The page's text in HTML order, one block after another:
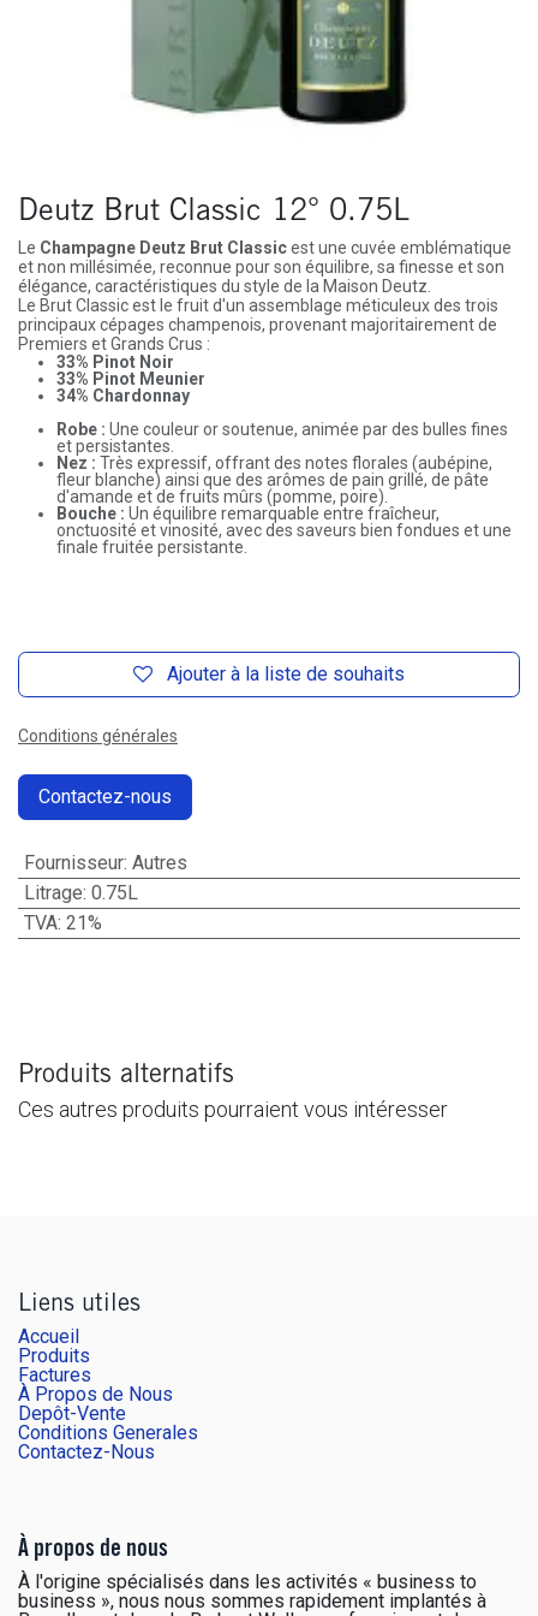
Deutz Brut Classic 12° 0.75L
Le Champagne Deutz Brut Classicest une cuvée emblématique
et non millésimée, reconnue pour son équilibre, sa finesse et son
élégance, caractéristiques du style de la Maison Deutz.
Le Brut Classic est le fruit d'un assemblage méticuleux des trois
principaux cépages champenois, provenant majoritairement de
Premiers et Grands Crus :
33% Pinot Noir
33% Pinot Meunier
34% Chardonnay
Robe : Une couleur or soutenue, animée par des bulles fines
et persistantes.
Nez : Très expressif, offrant des notes florales (aubépine,
fleur blanche) ainsi que des arômes de pain grillé, de pâte
d'amande et de fruits mûrs (pomme, poire).
Bouche : Un équilibre remarquable entre fraîcheur,
onctuosité et vinosité, avec des saveurs bien fondues et une
finale fruitée persistante.
Ajouter à la liste de souhaits
Conditions générales
Contactez-nous
Fournisseur: Autres
Litrage: 0.75L
TVA: 21%
Produits alternatifs
Ces autres produits pourraient vous intéresser
Liens utiles
Accueil
Produits
Factures
À Propos de Nous
Depôt-Vente
Conditions Generales
Contactez-Nous
À propos de nous
À l'origine spécialisés dans les activités « business to
business », nous nous sommes rapidement implantés à